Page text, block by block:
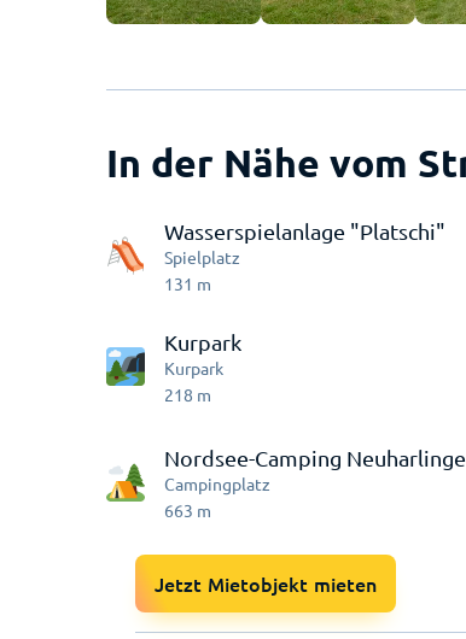
In der Nähe vom
Wasserspielanlage "Platschi"
Spielplatz
131 m
Kurpark
Kurpark
218 m
Nordsee-Camping
Campingplatz
663 m
Jetzt Mietobjekt mieten